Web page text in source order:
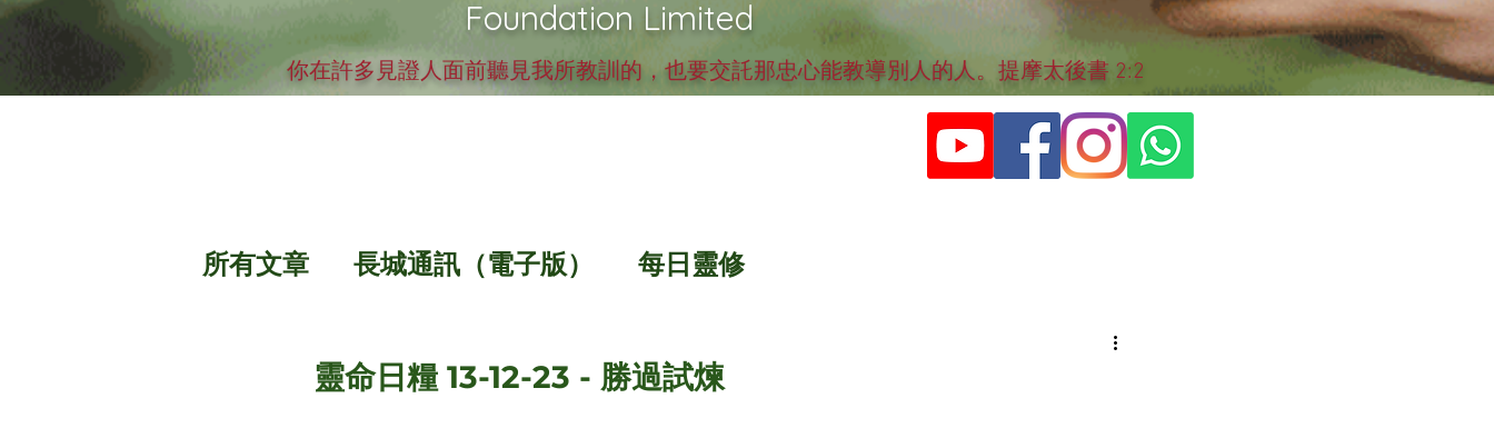
Foundation Limited
你在許多見證人面前聽見我所教訓的，也要交託那忠心能教導別人的人。提摩太後書 2:2
所有文章 長城通訊（電子版） 每日靈修
靈命日糧 13-12-23 - 勝過試煉